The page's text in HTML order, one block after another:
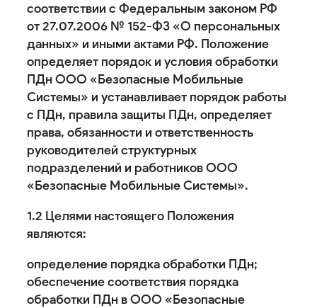
соответствии с Федеральным законом РФ
от 27.07.2006 № 152-ФЗ «О персональных
данных» и иными актами РФ. Положение
определяет порядок и условия обработки
ПДн ООО «Безопасные Мобильные
Системы» и устанавливает порядок работы
с ПДн, правила защиты ПДн, определяет
права, обязанности и ответственность
руководителей структурных
подразделений и работников ООО
«Безопасные Мобильные Системы».
1.2 Целями настоящего Положения
являются:
определение порядка обработки ПДн;
обеспечение соответствия порядка
обработки ПДн в ООО «Безопасные